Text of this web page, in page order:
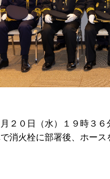
２０日（水）１９時３
消火栓に部署後、ホー